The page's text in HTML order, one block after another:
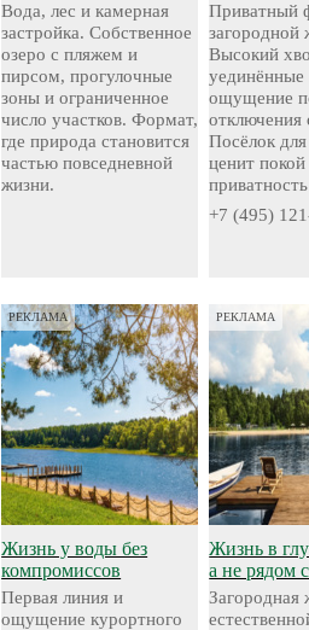
Вода, лес и камерная
застройка. Собственное
озеро с пляжем и
пирсом, прогулочные
зоны и ограниченное
число участков. Формат,
где природа становится
частью повседневной
жизни.
Приватный
загородной
Высокий
уединённые
ощущение
отключения
Посёлок
ценит
приватность
+7 (495)
РЕКЛАМА
Жизнь у воды без
компромиссов
Первая линия и
ощущение курортного
РЕКЛАМА
Жизнь в
а не рядом
Загородная